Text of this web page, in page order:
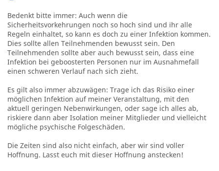
Bedenkt bitte immer: Auch wenn die
Sicherheitsvorkehrungen noch so hoch sind und ihr alle
Regeln einhaltet, so kann es doch zu einer Infektion kommen.
Dies sollte allen Teilnehmenden bewusst sein. Den
Teilnehmenden sollte aber auch bewusst sein, dass eine
Infektion bei geboosterten Personen nur im Ausnahmefall
einen schweren Verlauf nach sich zieht.
Es gilt also immer abzuwägen: Trage ich das Risiko einer
möglichen Infektion auf meiner Veranstaltung, mit den
aktuell geringen Nebenwirkungen, oder sage ich alles ab,
riskiere dann aber Isolation meiner Mitglieder und vielleicht
mögliche psychische Folgeschäden.
Die Zeiten sind also nicht einfach, aber wir sind voller
Hoffnung. Lasst euch mit dieser Hoffnung anstecken!